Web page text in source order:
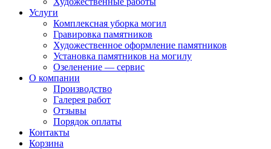
Услуги
Комплексная уборка могил
Гравировка памятников
Художественное оформление памятников
Установка памятников на могилу
Озеленение — сервис
О компании
Производство
Галерея работ
Отзывы
Порядок оплаты
Контакты
Корзина